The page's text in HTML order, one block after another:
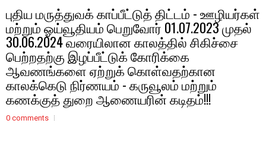
புதிய மருத்துவக் காப்பீட்டுத் திட்டம் - ஊழியர்கள்
மற்றும் ஓய்வூதியம் பெறுவோர் 01.07.2023 முதல்
30.06.2024 வரையிலான காலத்தில் சிகிச்சை
பெற்றதற்கு இழப்பீட்டுக் கோரிக்கை
ஆவணங்களை ஏற்றுக் கொள்வதற்கான
காலக்கெடு நிர்ணயம் - கருவூலம் மற்றும்
கணக்குத் துறை ஆணையரின் கடிதம்!!!
0 comments